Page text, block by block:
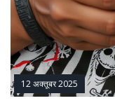
12 अक्तूबर 2025